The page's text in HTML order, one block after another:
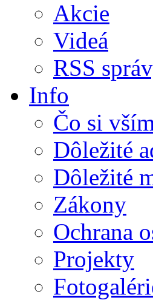
Akcie
Videá
RSS
Info
Čo si
Dôležité
Dôležité
Zákony
Ochrana
Projekty